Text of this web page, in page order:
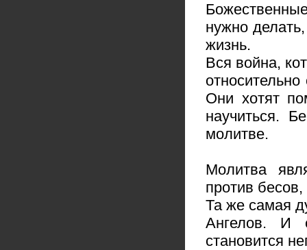
нужно
жизнь.
Вся война,
Они хотят
научиться.
молитве.
Молитва
против
Та же самая
Ангелов. И
становится